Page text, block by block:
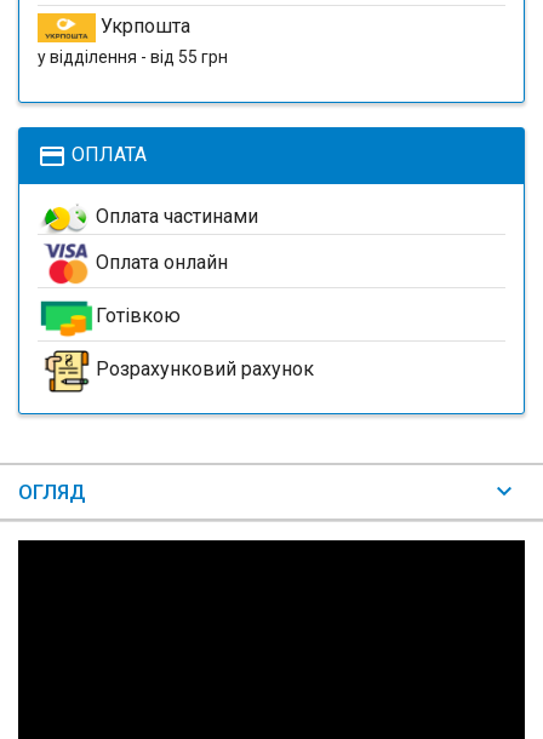
Укрпошта
у відділення - від 55 грн
payment ОПЛАТА
Оплата частинами
Оплата онлайн
Готівкою
Розрахунковий рахунок
ОГЛЯД